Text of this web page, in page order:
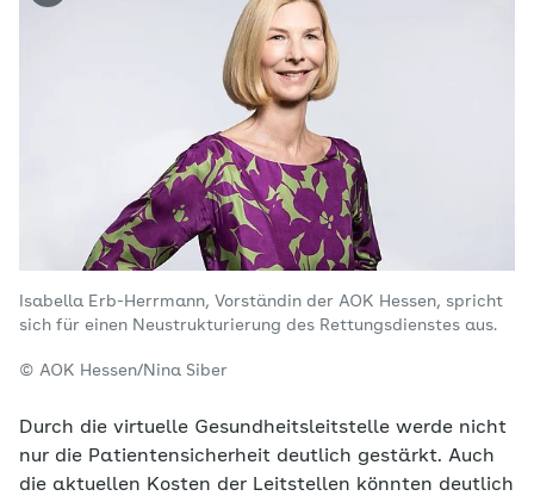
Isabella Erb-Herrmann, Vorständin der AOK Hessen, spricht
sich für einen Neustrukturierung des Rettungsdienstes aus.
© AOK Hessen/Nina Siber
Durch die virtuelle Gesundheitsleitstelle werde nicht
nur die Patientensicherheit deutlich gestärkt. Auch
die aktuellen Kosten der Leitstellen könnten deutlich